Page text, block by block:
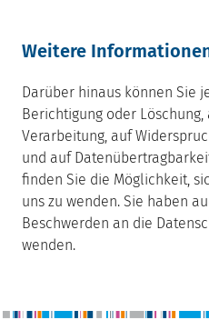
Weitere
Darüber hinaus können Sie
Berichtigung oder
Verarbeitung, auf
und auf
finden Sie die Möglichkeit,
uns zu wenden. Sie haben
Beschwerden an die
wenden.